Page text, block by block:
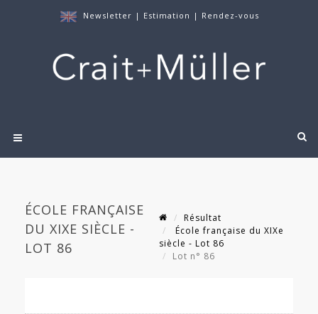
Newsletter | Estimation | Rendez-vous
ÉCOLE FRANÇAISE
DU XIXE SIÈCLE -
LOT 86
Résultat
École française du XIXe
siècle - Lot 86
Lot n° 86